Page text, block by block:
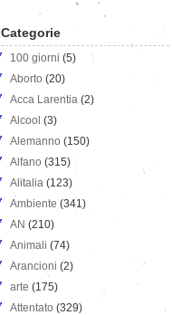
Categorie
100 giorni (5)
Aborto (20)
Acca Larentia (2)
Alcool (3)
Alemanno (150)
Alfano (315)
Alitalia (123)
Ambiente (341)
AN (210)
Animali (74)
Arancioni (2)
arte (175)
Attentato (329)